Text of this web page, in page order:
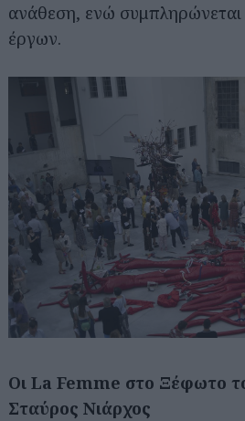
ανάθεση, ενώ συμπληρώνεται
έργων.
Οι La Femme στο Ξέφωτο
Σταύρος Νιάρχος